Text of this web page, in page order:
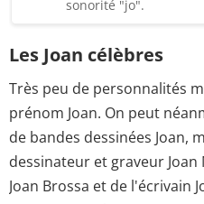
sonorité "jo".
Les Joan célèbres
Très peu de personnalités
prénom Joan. On peut
de bandes dessinées Joan,
dessinateur et graveur
Joan Brossa et de l'écrivain